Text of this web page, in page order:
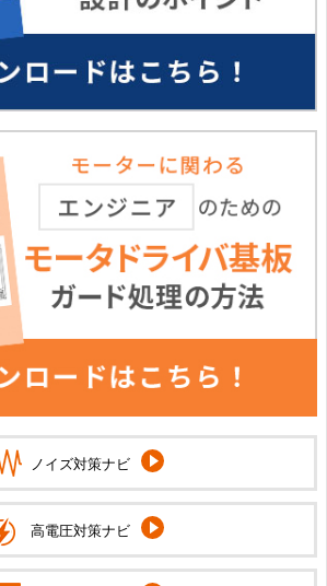
ノイズ対策ナビ
高電圧対策ナビ